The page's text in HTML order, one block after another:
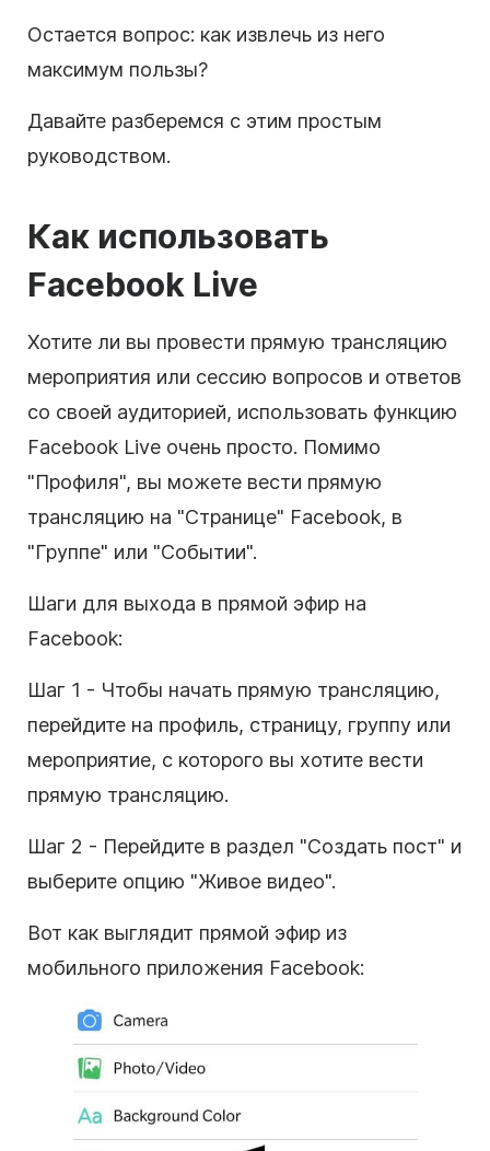
Остается вопрос: как извлечь из него
максимум пользы?
Давайте разберемся с этим простым
руководством.
Как использовать
Facebook Live
Хотите ли вы провести прямую трансляцию
мероприятия или сессию вопросов и ответов
со своей аудиторией, использовать функцию
Facebook Live очень просто. Помимо
"Профиля", вы можете вести прямую
трансляцию на "Странице" Facebook, в
"Группе" или "Событии".
Шаги для выхода в прямой эфир на
Facebook:
Шаг 1 - Чтобы начать прямую трансляцию,
перейдите на профиль, страницу, группу или
мероприятие, с которого вы хотите вести
прямую трансляцию.
Шаг 2 - Перейдите в раздел "Создать пост" и
выберите опцию "Живое видео".
Вот как выглядит прямой эфир из
мобильного приложения Facebook: